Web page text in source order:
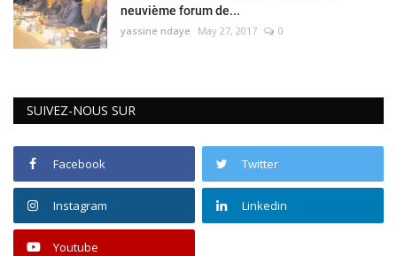
neuvième forum de...
yassine ndaye May 27, 2017 0
SUIVEZ-NOUS SUR
Facebook Twitter
Instagram Linkedin
Youtube